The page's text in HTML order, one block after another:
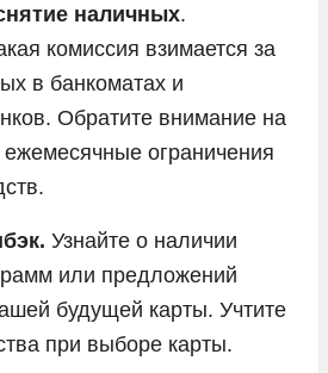
наличных.
комиссия взимается за
в банкоматах и
Обратите внимание на
ограничения
Узнайте о наличии
или предложений
будущей карты. Учтите
при выборе карты.